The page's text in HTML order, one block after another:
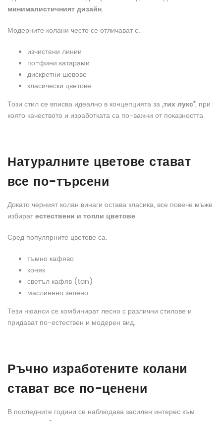
минималистичният дизайн.
Модерните колани често се отличават с:
изчистени линии
по-фини катарами
дискретни шевове
класически цветове
Този стил се вписва идеално в концепцията за„тих лукс“, при
която качеството и изработката са по-важни от показността.
Натуралните цветове стават
все по-търсени
Докато черният колан винаги остава класика, все повече мъже
избиратестествени и топли цветове.
Сред популярните цветове са:
тъмно кафяво
коняк
светъл кафяв (tan)
маслинено зелено
Тези нюанси се комбинират лесно с различни стилове и
придават по-естествен и модерен вид.
Ръчно изработените колани
стават все по-ценени
В последните години се наблюдава засилен интерес към